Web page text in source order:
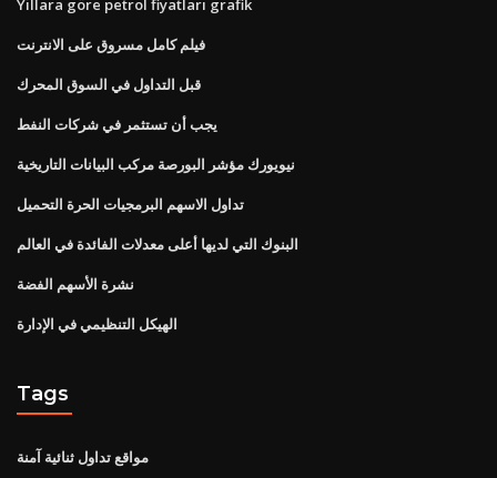
Yillara göre petrol fiyatları grafik
فيلم كامل مسروق على الانترنت
قبل التداول في السوق المحرك
يجب أن تستثمر في شركات النفط
نيويورك مؤشر البورصة مركب البيانات التاريخية
تداول الاسهم البرمجيات الحرة التحميل
البنوك التي لديها أعلى معدلات الفائدة في العالم
نشرة الأسهم الفضة
الهيكل التنظيمي في الإدارة
Tags
مواقع تداول ثنائية آمنة